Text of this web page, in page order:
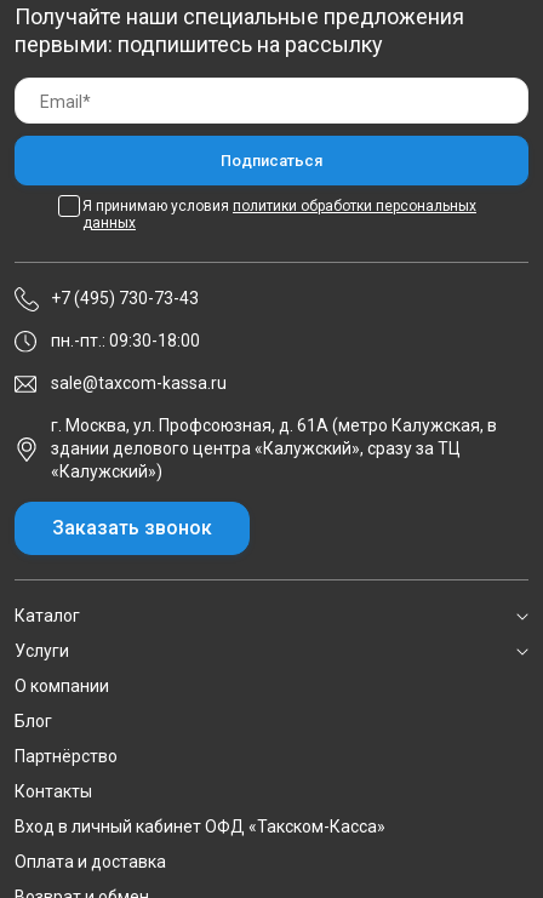
Получайте наши специальные предложения
первыми: подпишитесь на рассылку
Я принимаю условия политики обработки персональных
данных
+7 (495) 730-73-43
пн.-пт.: 09:30-18:00
sale@taxcom-kassa.ru
г. Москва, ул. Профсоюзная, д. 61А (метро Калужская, в
здании делового центра «Калужский», сразу за ТЦ
«Калужский»)
Заказать звонок
Каталог
Услуги
О компании
Блог
Партнёрство
Контакты
Вход в личный кабинет ОФД «Такском-Касса»
Оплата и доставка